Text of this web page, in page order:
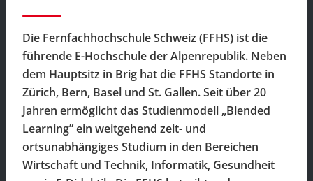
Die Fernfachhochschule Schweiz (FFHS) ist die
führende E-Hochschule der Alpenrepublik. Neben
dem Hauptsitz in Brig hat die FFHS Standorte in
Zürich, Bern, Basel und St. Gallen. Seit über 20
Jahren ermöglicht das Studienmodell „Blended
Learning” ein weitgehend zeit- und
ortsunabhängiges Studium in den Bereichen
Wirtschaft und Technik, Informatik, Gesundheit